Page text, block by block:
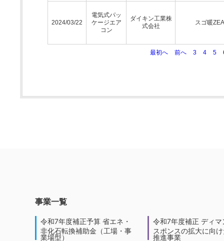
2024/03/22
電気式パッ
ケージエア
コン
ダイキン工業株
式会社
スゴ暖
最初へ 前へ 3 4 5
事業一覧
令和7年度補正予算 省エネ・
非化石転換補助金（工場・事
業場型）
令和7年度補正 ディマ
スポンスの拡大に向
推進事業